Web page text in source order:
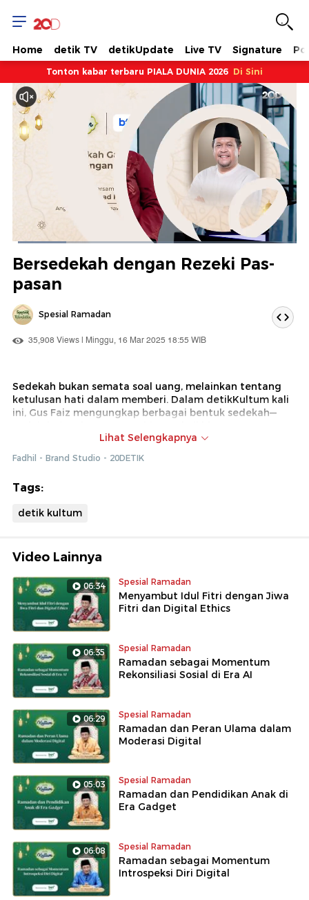
Home detik TV detikUpdate Live TV Signature
Tonton kabar terbaru PIALA DUNIA 2026 Di Sini
Suara
Hidup
Dimuat:
Bersedekah dengan Rezeki Pas-
pasan
Spesial Ramadan
35,908 Views | Minggu, 16 Mar 2025 18:55 WIB
Sedekah bukan semata soal uang, melainkan tentang
ketulusan hati dalam memberi. Dalam detikKultum kali
ini, Gus Faiz mengungkap berbagai bentuk sedekah—
dapat membawa berkah besar di sisi Allah.
Lihat Selengkapnya
Fadhil - Brand Studio - 20DETIK
Tags:
detik kultum
Video Lainnya
06:34 Spesial Ramadan
Menyambut Idul Fitri dengan Jiwa
Fitri dan Digital Ethics
06:35 Spesial Ramadan
Ramadan sebagai Momentum
Rekonsiliasi Sosial di Era AI
06:29 Spesial Ramadan
Ramadan dan Peran Ulama dalam
Moderasi Digital
05:03 Spesial Ramadan
Ramadan dan Pendidikan Anak di
Era Gadget
06:08 Spesial Ramadan
Ramadan sebagai Momentum
Introspeksi Diri Digital